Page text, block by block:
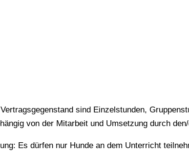
sind Einzelstunden,
von der Mitarbeit und Umsetzung durch
Es dürfen nur Hunde an dem Unterricht